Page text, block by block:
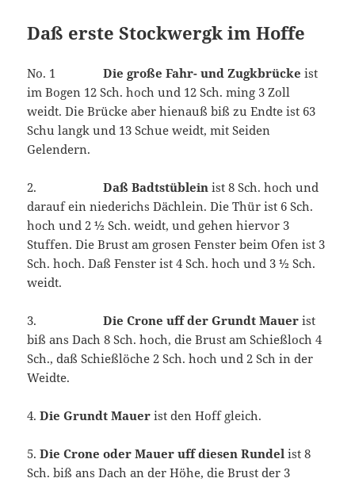
Daß erste Stockwergk im Hoffe
No. 1Die große Fahr- und Zugkbrücke ist
im Bogen 12 Sch. hoch und 12 Sch. ming 3 Zoll
weidt. Die Brücke aber hienauß biß zu Endte ist 63
Schu langk und 13 Schue weidt, mit Seiden
Gelendern.
2.Daß Badtstüblein ist 8 Sch. hoch und
darauf ein niederichs Dächlein. Die Thür ist 6 Sch.
hoch und 2 ½ Sch. weidt, und gehen hiervor 3
Stuffen. Die Brust am grosen Fenster beim Ofen ist 3
Sch. hoch. Daß Fenster ist 4 Sch. hoch und 3 ½ Sch.
weidt.
3.Die Crone uff der Grundt Mauer ist
biß ans Dach 8 Sch. hoch, die Brust am Schießloch 4
Sch., daß Schießlöche 2 Sch. hoch und 2 Sch in der
Weidte.
4.Die Grundt Mauer ist den Hoff gleich.
5.Die Crone oder Mauer uff diesen Rundel ist 8
Sch. biß ans Dach an der Höhe, die Brust der 3